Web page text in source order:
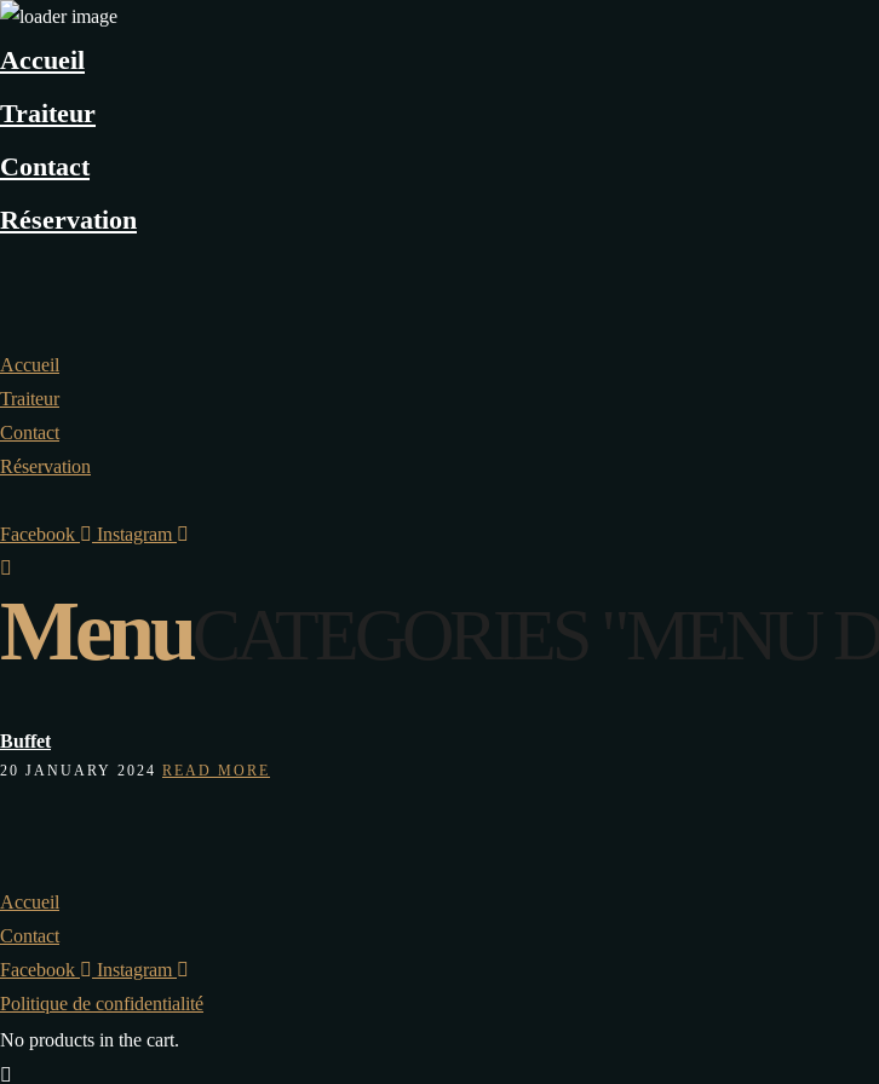
Accueil
Traiteur
Contact
Réservation
Accueil
Traiteur
Contact
Réservation
Facebook Instagram
MenuCATEGORIES "MENU
Buffet
20 JANUARY 2024 READ MORE
Accueil
Contact
Facebook
Instagram
Politique de confidentialité
No products in the cart.